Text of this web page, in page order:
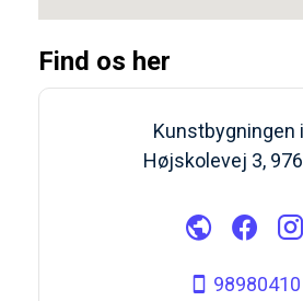
Find os her
Kunstbygningen
Højskolevej 3,
98980410